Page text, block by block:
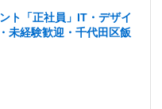
ト「正社員」IT・デザイ
未経験歓迎・千代田区飯